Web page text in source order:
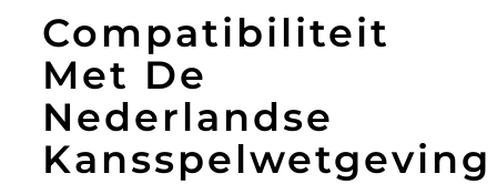
Compatibiliteit
Met De
Nederlandse
Kansspelwetgeving